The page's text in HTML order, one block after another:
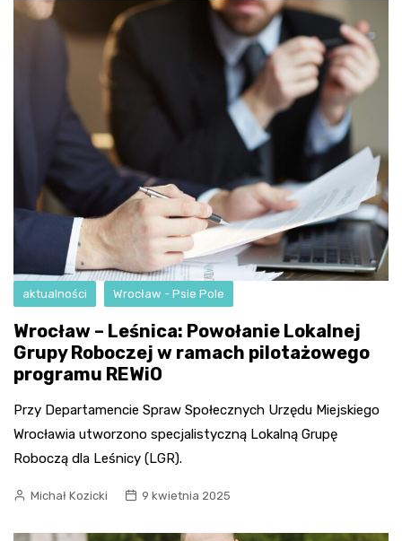
aktualności Wrocław - Psie Pole
Wrocław – Leśnica: Powołanie Lokalnej
Grupy Roboczej w ramach pilotażowego
programu REWiO
Przy Departamencie Spraw Społecznych Urzędu Miejskiego
Wrocławia utworzono specjalistyczną Lokalną Grupę
Roboczą dla Leśnicy (LGR).
Michał Kozicki 9 kwietnia 2025